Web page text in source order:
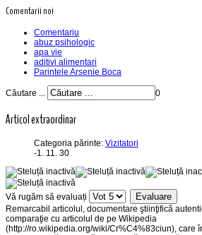
Comentarii noi
Comentariu
abuz psihologic
apa vie
aditivi alimentari
Parintele Arsenie Boca
Căutare ... 0
Articol extraordinar
Categoria părinte: Vizitatori
-1. 11. 30
Vă rugăm să evaluați
Remarcabil articolul, documentare ştiinţifică
comparaţie cu articolul de pe Wikipedia
(http://ro.wikipedia.org/wiki/Cr%C4%83ciun), care